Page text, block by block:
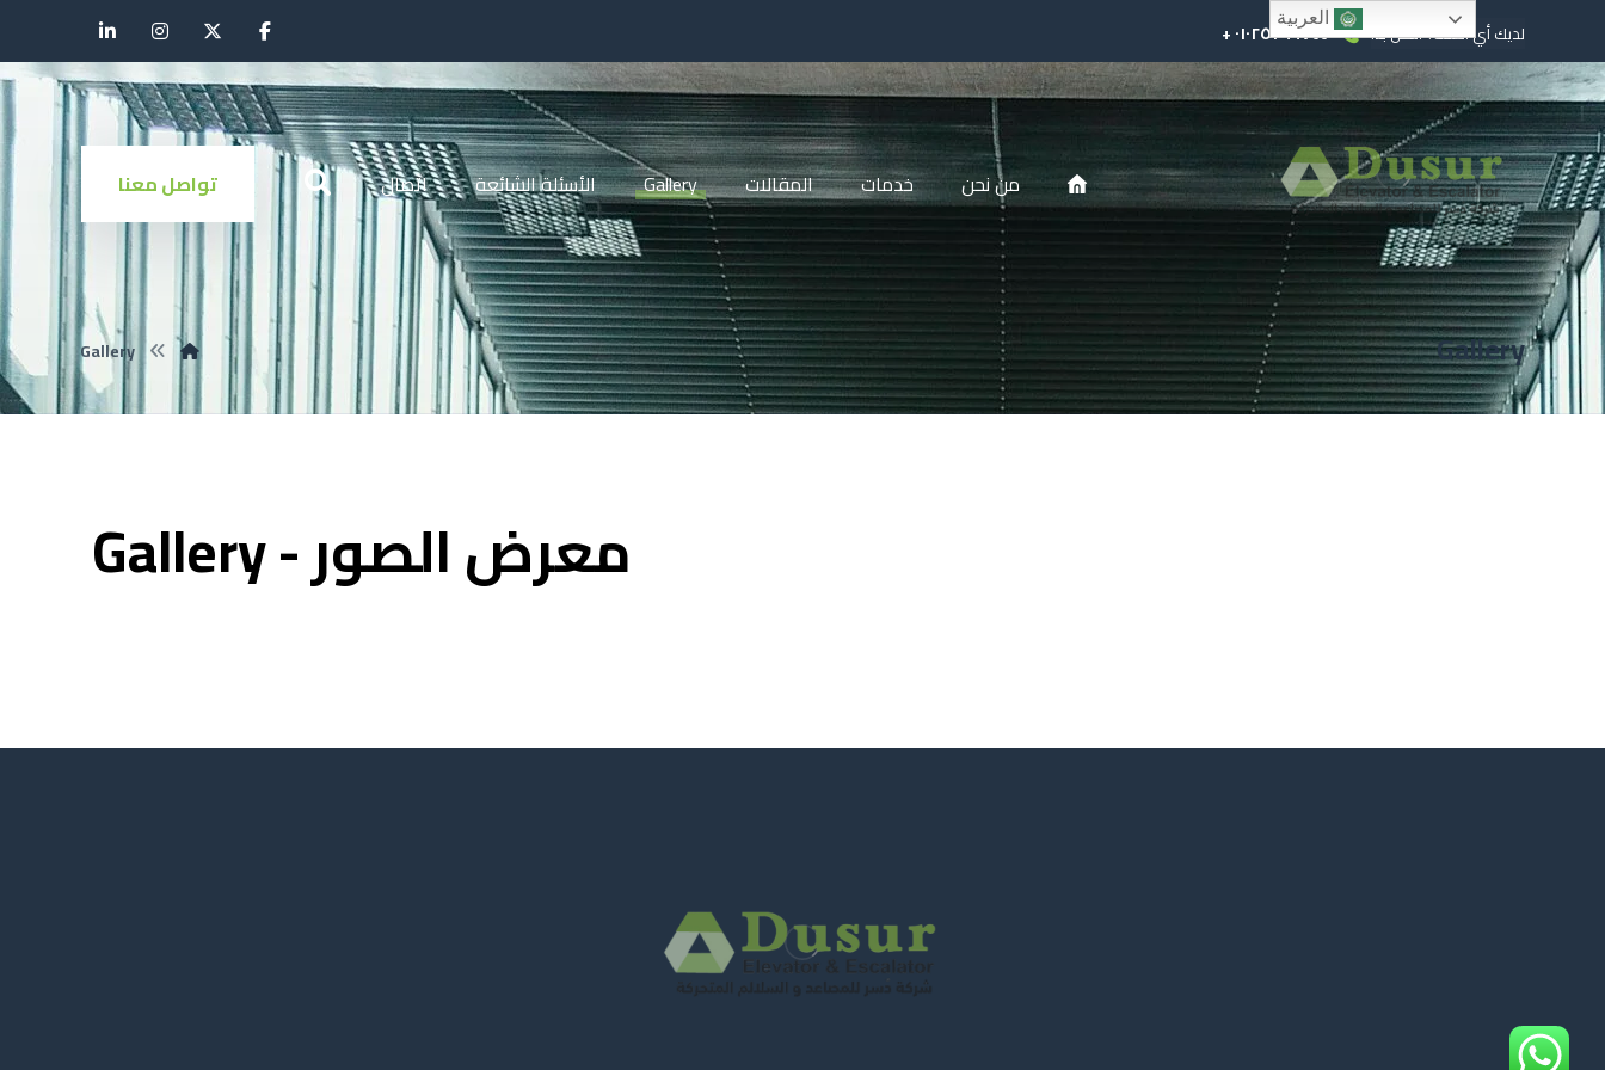
لديك أي أسئلة؟ اتصل بنا! ٠١٠٢٥٢٩٩٧٤٤ +
تواصل معنا من نحن خدمات المقالات Gallery الأسئلة الشائعة اتصال
Gallery
Gallery
معرض الصور - Gallery
العربية